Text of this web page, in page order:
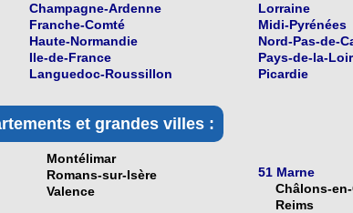
Champagne-Ardenne
Franche-Comté
Haute-Normandie
Ile-de-France
Languedoc-Roussillon
Lorraine
Midi-Pyrénées
Nord-Pas-de-
Pays-de-la-
Picardie
et grandes villes :
Montélimar
Romans-sur-Isère
Valence
51 Marne
Châlons-
Reims